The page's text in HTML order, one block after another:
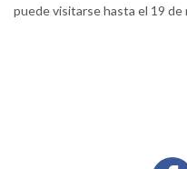
puede visitarse hasta el 19 de